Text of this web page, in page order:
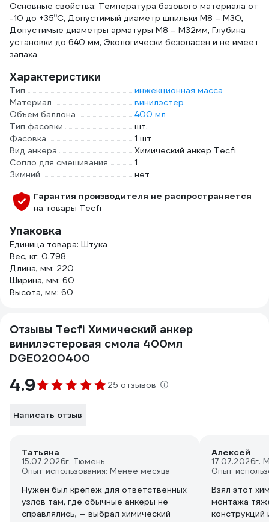
Основные свойства: Температура базового материала от
-10 до +35⁰С, Допустимый диаметр шпильки М8 – М30,
Допустимые диаметры арматуры М8 – М32мм, Глубина
установки до 640 мм, Экологически безопасен и не имеет
запаха
Характеристики
Тип
инжекционная масса
Материал
винилэстер
Объем баллона
400 мл
Тип фасовки
шт.
Фасовка
1 шт
Вид анкера
Химический анкер Tecfi
Сопло для смешивания
1
Зимний
нет
Гарантия производителя не распространяется
на товары Tecfi
Упаковка
Единица товара: Штука
Вес, кг: 0.798
Длина, мм: 220
Ширина, мм: 60
Высота, мм: 60
Отзывы Tecfi Химический анкер
винилэстеровая смола 400мл
DGE0200400
4.9 25 отзывов
Написать отзыв
Татьяна
15.07.2026г. Тюмень
Опыт использования: Менее месяца
Нужен был крепёж для ответственных
узлов там, где обычные анкеры не
справлялись, — выбрал химический
Алексей
17.07.2026г.
Опыт
Взял этот
монтажа
конструкций